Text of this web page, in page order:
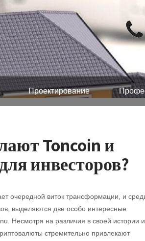
Проектирование
Toncoin и
инвесторов?
очередной виток трансформации, и
выделяются две особо интересные
Несмотря на различия в своей истории и
стремительно привлекают